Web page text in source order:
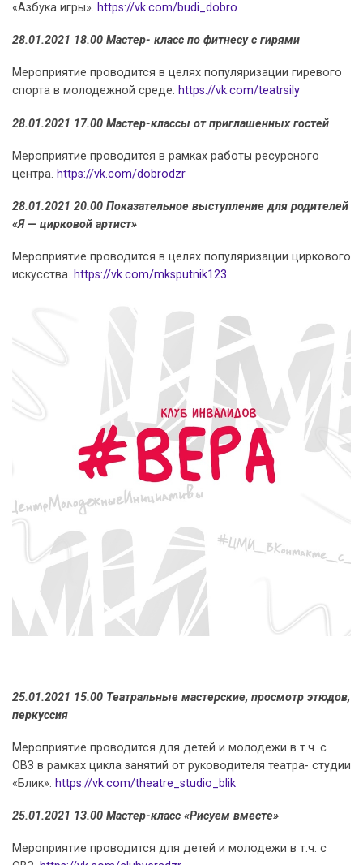
«Азбука игры». https://vk.com/budi_dobro
28.01.2021 18.00 Мастер- класс по фитнесу с гирями
Мероприятие проводится в целях популяризации гиревого
спорта в молодежной среде. https://vk.com/teatrsily
28.01.2021 17.00 Мастер-классы от приглашенных гостей
Мероприятие проводится в рамках работы ресурсного
центра. https://vk.com/dobrodzr
28.01.2021 20.00 Показательное выступление для родителей
«Я — цирковой артист»
Мероприятие проводится в целях популяризации циркового
искусства. https://vk.com/mksputnik123
25.01.2021 15.00 Театральные мастерские, просмотр этюдов,
перкуссия
Мероприятие проводится для детей и молодежи в т.ч. с
ОВЗ в рамках цикла занятий от руководителя театра- студии
«Блик». https://vk.com/theatre_studio_blik
25.01.2021 13.00 Мастер-класс «Рисуем вместе»
Мероприятие проводится для детей и молодежи в т.ч. с